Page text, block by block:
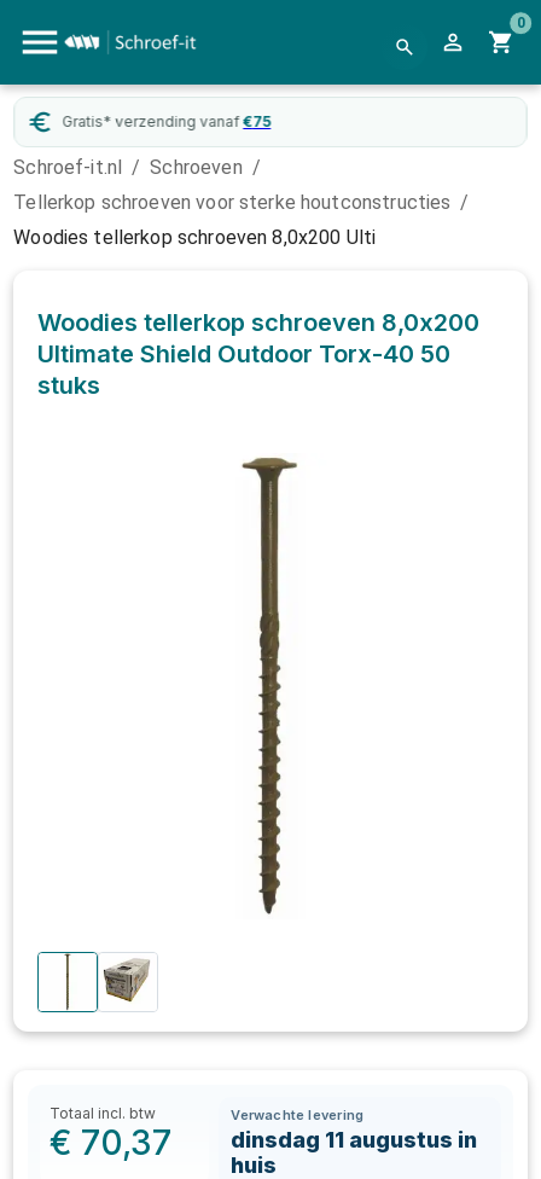
0
€75
Schroef-it.nl / Schroeven /
Tellerkop schroeven voor sterke houtconstructies /
Woodies tellerkop schroeven 8,0x200 Ulti
Woodies tellerkop schroeven 8,0x200
Ultimate Shield Outdoor Torx-40 50
stuks
Totaal incl. btw
€ 70,37
Verwachte levering
dinsdag 11 augustus in
huis